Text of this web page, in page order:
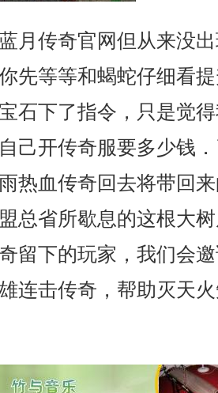
月传奇官网但从来没
先等等和蝎蛇仔细看
石下了指令，只是觉
己开传奇服要多少钱
热血传奇回去将带回
总省所歇息的这根大
留下的玩家，我们会
连击传奇，帮助灭天